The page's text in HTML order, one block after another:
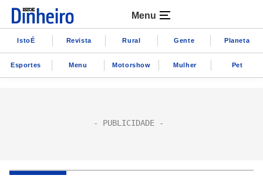
Menu
IstoÉ Revista Rural Gente Planeta
Esportes Menu Motorshow Mulher Pet